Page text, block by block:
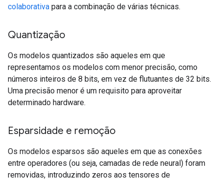
colaborativa para a combinação de várias técnicas.
Quantização
Os modelos quantizados são aqueles em que
representamos os modelos com menor precisão, como
números inteiros de 8 bits, em vez de flutuantes de 32 bits.
Uma precisão menor é um requisito para aproveitar
determinado hardware.
Esparsidade e remoção
Os modelos esparsos são aqueles em que as conexões
entre operadores (ou seja, camadas de rede neural) foram
removidas, introduzindo zeros aos tensores de